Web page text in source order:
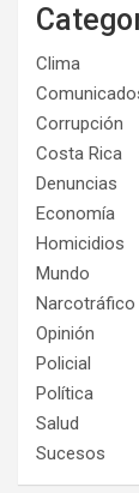
Clima
Corrupción
Costa Rica
Denuncias
Economía
Homicidios
Mundo
Narcotráfico
Opinión
Policial
Política
Salud
Sucesos